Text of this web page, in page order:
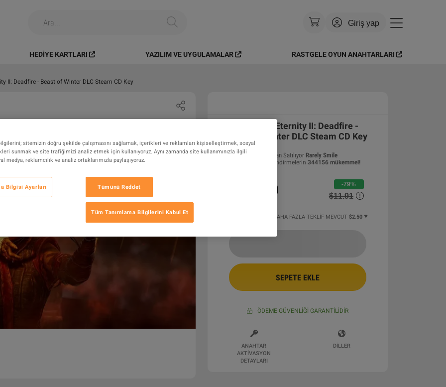
Giriş yap
Para Birimi:USD
SSS
HEDIYE KARTLARI YAZILIM VE UYGULAMALAR RASTGELE OYUN ANAHTARLARI
II: Deadfire - Beast of Winter DLC Steam CD Key
Pillars of Eternity II: Deadfire -
Beast of Winter DLC Steam CD Key
Tarafından Satılıyor Rarely Smile
değerlendirmelerin 344156 mükemmel !
$2.50 -79%
$11.91
6 DAN BAŞLAYAN DAHA FAZLA TEKLIF MEVCUT $2.50
SEPETE EKLE
ÖDEME GÜVENLIĞI GARANTILIDIR
ANAHTAR
AKTIVASYON
DETAYLARI
DILLER
sitemizin doğru şekilde çalışmasını sağlamak, içerikleri ve reklamları kişiselleştirmek, sosyal
sunmak ve site trafiğimizi analiz etmek için kullanıyoruz. Aynı zamanda site kullanımınızla ilgili
medya, reklamcılık ve analiz ortaklarımızla paylaşıyoruz.
Bilgisi Ayarları Tümünü Reddet
Tüm Tanımlama Bilgilerini Kabul Et